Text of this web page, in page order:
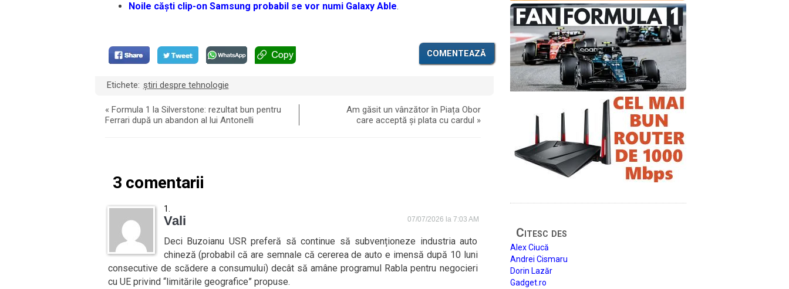
Noile căști clip-on Samsung probabil se vor numi Galaxy Able.
COMENTEAZĂ
Etichete: știri despre tehnologie
« Formula 1 la Silverstone: rezultat bun pentru
Ferrari după un abandon al lui Antonelli
Am găsit un vânzător în Piața Obor
care acceptă și plata cu cardul »
3 comentarii
Vali 07/07/2026 la 7:03 AM
Deci Buzoianu USR preferă să continue să subvenționeze industria auto
chineză (probabil că are semnale că cererea de auto e imensă după 10 luni
consecutive de scădere a consumului) decât să amâne programul Rabla pentru negocieri
cu UE privind “limitările geografice” propuse.
Citesc des
Alex Ciucă
Andrei Cismaru
Dorin Lazăr
Gadget.ro